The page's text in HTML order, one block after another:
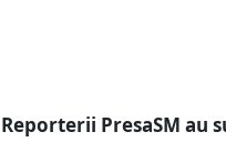
Reporterii PresaSM au